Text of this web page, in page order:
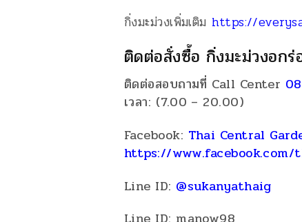
กิ่งมะม่วงเพิ่มเติม https://
ติดต่อสั่งซื้อ กิ่งมะม่วงอก
ติดต่อสอบถามที่ Call Center
เวลา: (7.00 – 20.00)
Facebook: Thai Central
https://
Line ID: @sukanyathaig